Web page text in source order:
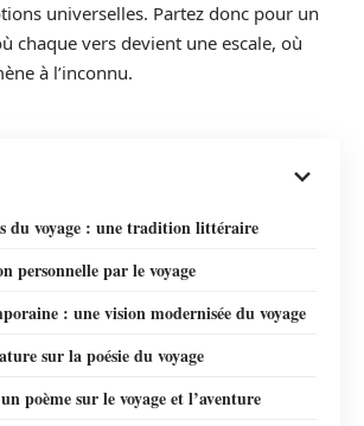
universelles. Partez donc pour un
chaque vers devient une escale, où
à l’inconnu.
du voyage : une tradition littéraire
personnelle par le voyage
: une vision modernisée du voyage
sur la poésie du voyage
poème sur le voyage et l’aventure